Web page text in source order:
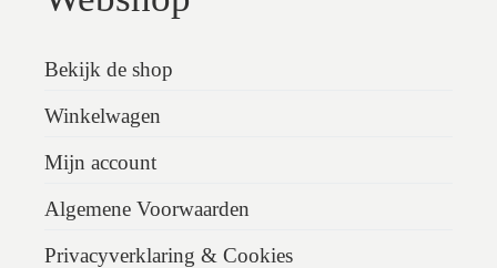
Bekijk de shop
Winkelwagen
Mijn account
Algemene Voorwaarden
Privacyverklaring & Cookies